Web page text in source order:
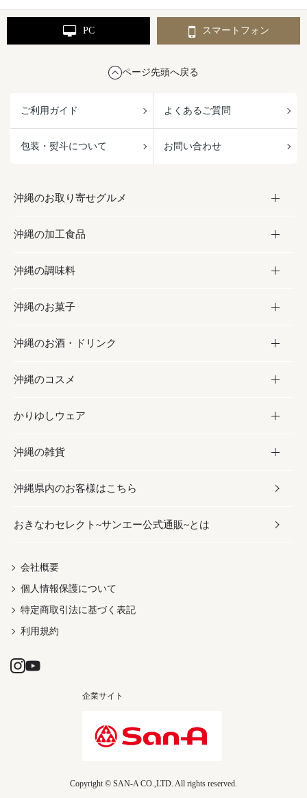
PC スマートフォン
ページ先頭へ戻る
ご利用ガイド よくあるご質問
包装・熨斗について お問い合わせ
沖縄のお取り寄せグルメ
お取り寄せグルメ
フルーツ・野菜
お肉
海産物
沖縄の加工食品
加工食品
缶詰／パウチ
沖縄料理
沖縄そば／乾麺
レトルト食品
乾物／粉類
沖縄の調味料
調味料
砂糖／黒砂糖
塩
お酢／ドレッシング
しょうゆ
みそ
だし／スパイス／島唐辛子
沖縄のお菓子
お菓子
黒糖
ちんすこう
伝統菓子
スナック
おつまみ
紅芋
沖縄のお酒・ドリンク
お酒・ドリンク
泡盛
ビール・チューハイ
ワイン・ウィスキー・カクテル
ドリンク
茶葉
沖縄のコスメ
コスメ
スキンケア
ボディケア
ヘアケア
UVケア
かりゆしウェア
かりゆしウェア
メンズ
レディース
沖縄の雑貨
雑貨
沖縄ファッション
伝統工芸品
沖縄県内のお客様はこちら
おきなわセレクト~サンエー公式通販~とは
会社概要
個人情報保護について
特定商取引法に基づく表記
利用規約
企業サイト
Copyright © SAN-A CO.,LTD. All rights reserved.